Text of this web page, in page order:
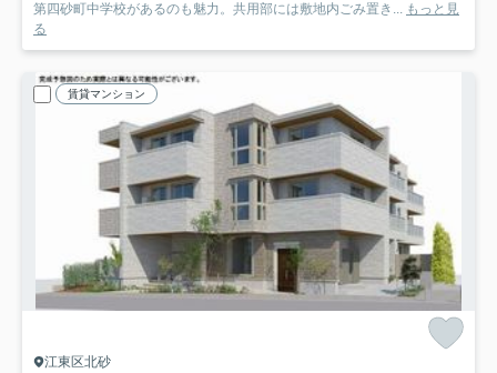
第四砂町中学校があるのも魅力。共用部には敷地内ごみ置き... もっと見
る
賃貸マンション
江東区北砂